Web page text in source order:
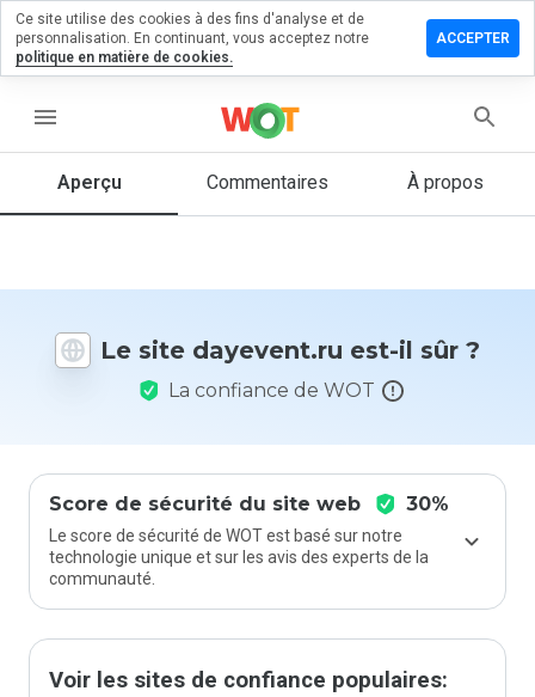
menu
Aperçu Commentaires À propos
Le site dayevent.ru est-il sûr ?
La confiance de WOT
Score de sécurité du site web 30%
Le score de sécurité de WOT est basé sur notre
technologie unique et sur les avis des experts de la
communauté.
Voir les sites de confiance populaires:
un
1 et 5
vous à ce
site ?
Ce site utilise des cookies à des fins d'analyse et de
personnalisation. En continuant, vous acceptez notre
politique en matière de cookies.
ACCEPTER